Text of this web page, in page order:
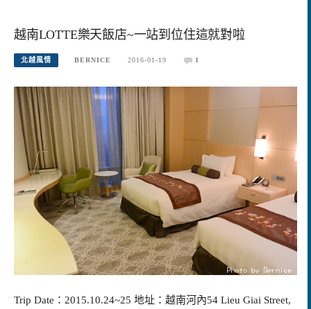
越南LOTTE樂天飯店~一站到位住這就對啦
北越風情 BERNICE 2016-01-19 1
Trip Date：2015.10.24~25 地址：越南河內54 Lieu Giai Street,